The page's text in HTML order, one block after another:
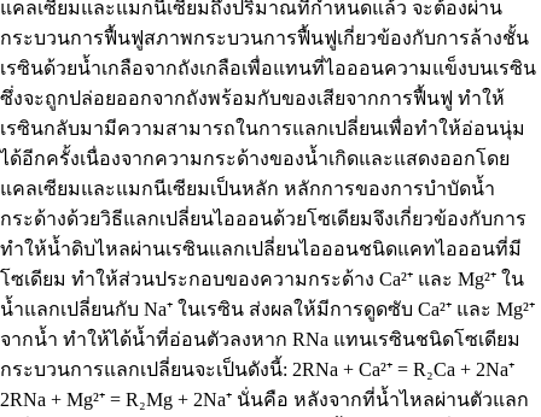
แคลเซียมและแมกนีเซียมถึงปริมาณที่กำหนดแล้ว จะต้องผ่าน
กระบวนการฟื้นฟูสภาพกระบวนการฟื้นฟูเกี่ยวข้องกับการล้างชั้น
เรซินด้วยน้ำเกลือจากถังเกลือเพื่อแทนที่ไอออนความแข็งบนเรซิน
ซึ่งจะถูกปล่อยออกจากถังพร้อมกับของเสียจากการฟื้นฟู ทำให้
เรซินกลับมามีความสามารถในการแลกเปลี่ยนเพื่อทำให้อ่อนนุ่ม
ได้อีกครั้งเนื่องจากความกระด้างของน้ำเกิดและแสดงออกโดย
แคลเซียมและแมกนีเซียมเป็นหลัก หลักการของการบำบัดน้ำ
กระด้างด้วยวิธีแลกเปลี่ยนไอออนด้วยโซเดียมจึงเกี่ยวข้องกับการ
ทำให้น้ำดิบไหลผ่านเรซินแลกเปลี่ยนไอออนชนิดแคทไอออนที่มี
โซเดียม ทำให้ส่วนประกอบของความกระด้าง Ca²⁺ และ Mg²⁺ ใน
น้ำแลกเปลี่ยนกับ Na⁺ ในเรซิน ส่งผลให้มีการดูดซับ Ca²⁺ และ Mg²⁺
จากน้ำ ทำให้ได้น้ำที่อ่อนตัวลงหาก RNa แทนเรซินชนิดโซเดียม
กระบวนการแลกเปลี่ยนจะเป็นดังนี้: 2RNa + Ca²⁺ = R₂Ca + 2Na⁺
2RNa + Mg²⁺ = R₂Mg + 2Na⁺ นั่นคือ หลังจากที่น้ำไหลผ่านตัวแลก